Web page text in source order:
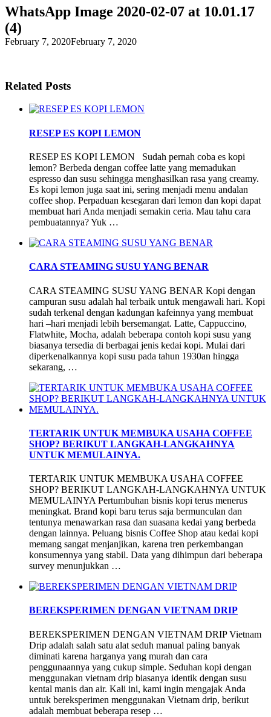
WhatsApp Image 2020-02-07 at 10.01.17
(4)
February 7, 2020February 7, 2020
Related Posts
RESEP ES KOPI LEMON
RESEP ES KOPI LEMON Sudah pernah coba es kopi
lemon? Berbeda dengan coffee latte yang memadukan
espresso dan susu sehingga menghasilkan rasa yang creamy.
Es kopi lemon juga saat ini, sering menjadi menu andalan
coffee shop. Perpaduan kesegaran dari lemon dan kopi dapat
membuat hari Anda menjadi semakin ceria. Mau tahu cara
pembuatannya? Yuk …
CARA STEAMING SUSU YANG BENAR
CARA STEAMING SUSU YANG BENAR Kopi dengan
campuran susu adalah hal terbaik untuk mengawali hari. Kopi
sudah terkenal dengan kadungan kafeinnya yang membuat
hari –hari menjadi lebih bersemangat. Latte, Cappuccino,
Flatwhite, Mocha, adalah beberapa contoh kopi susu yang
biasanya tersedia di berbagai jenis kedai kopi. Mulai dari
diperkenalkannya kopi susu pada tahun 1930an hingga
sekarang, …
TERTARIK UNTUK MEMBUKA USAHA COFFEE
SHOP? BERIKUT LANGKAH-LANGKAHNYA
UNTUK MEMULAINYA.
TERTARIK UNTUK MEMBUKA USAHA COFFEE
SHOP? BERIKUT LANGKAH-LANGKAHNYA UNTUK
MEMULAINYA Pertumbuhan bisnis kopi terus menerus
meningkat. Brand kopi baru terus saja bermunculan dan
tentunya menawarkan rasa dan suasana kedai yang berbeda
dengan lainnya. Peluang bisnis Coffee Shop atau kedai kopi
memang sangat menjanjikan, karena tren perkembangan
konsumennya yang stabil. Data yang dihimpun dari beberapa
survey menunjukkan …
BEREKSPERIMEN DENGAN VIETNAM DRIP
BEREKSPERIMEN DENGAN VIETNAM DRIP Vietnam
Drip adalah salah satu alat seduh manual paling banyak
diminati karena harganya yang murah dan cara
penggunaannya yang cukup simple. Seduhan kopi dengan
menggunakan vietnam drip biasanya identik dengan susu
kental manis dan air. Kali ini, kami ingin mengajak Anda
untuk bereksperimen menggunakan Vietnam drip, berikut
adalah membuat beberapa resep …